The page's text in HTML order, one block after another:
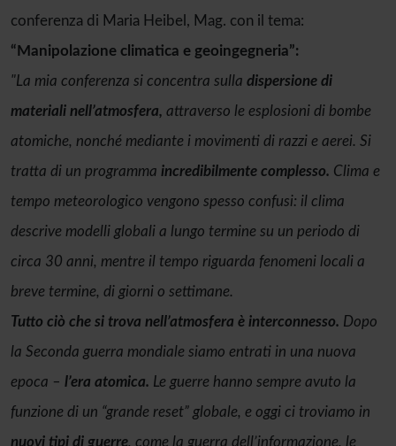
conferenza di Maria Heibel, Mag. con il tema:
“Manipolazione climatica e geoingegneria”:
"La mia conferenza si concentra sulla dispersione di
materiali nell’atmosfera, attraverso le esplosioni di bombe
atomiche, nonché mediante i movimenti di razzi e aerei. Si
tratta di un programma incredibilmente complesso. Clima e
tempo meteorologico vengono spesso confusi: il clima
descrive modelli globali a lungo termine su un periodo di
circa 30 anni, mentre il tempo riguarda fenomeni locali a
breve termine, di giorni o settimane.
Tutto ciò che si trova nell’atmosfera è interconnesso. Dopo
la Seconda guerra mondiale siamo entrati in una nuova
epoca – l’era atomica. Le guerre hanno sempre avuto la
funzione di un “grande reset” globale, e oggi ci troviamo in
nuovi tipi di guerre, come la guerra dell’informazione, le